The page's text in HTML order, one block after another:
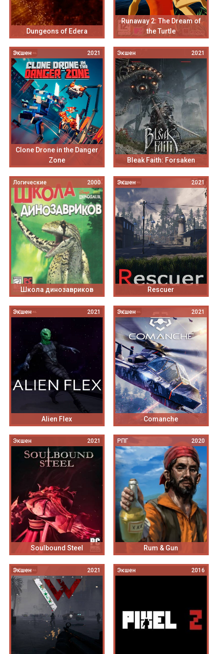
Dungeons of Edera
Runaway 2: The Dream of
the Turtle
Экшен 2021
Clone Drone in the Danger
Zone
Экшен 2021
Bleak Faith: Forsaken
Логические 2000
Школа динозавриков
Экшен 2021
Rescuer
Экшен 2021
Alien Flex
Экшен 2021
Comanche
Экшен 2021
Soulbound Steel
РПГ 2020
Rum & Gun
Экшен 2021 Экшен 2016